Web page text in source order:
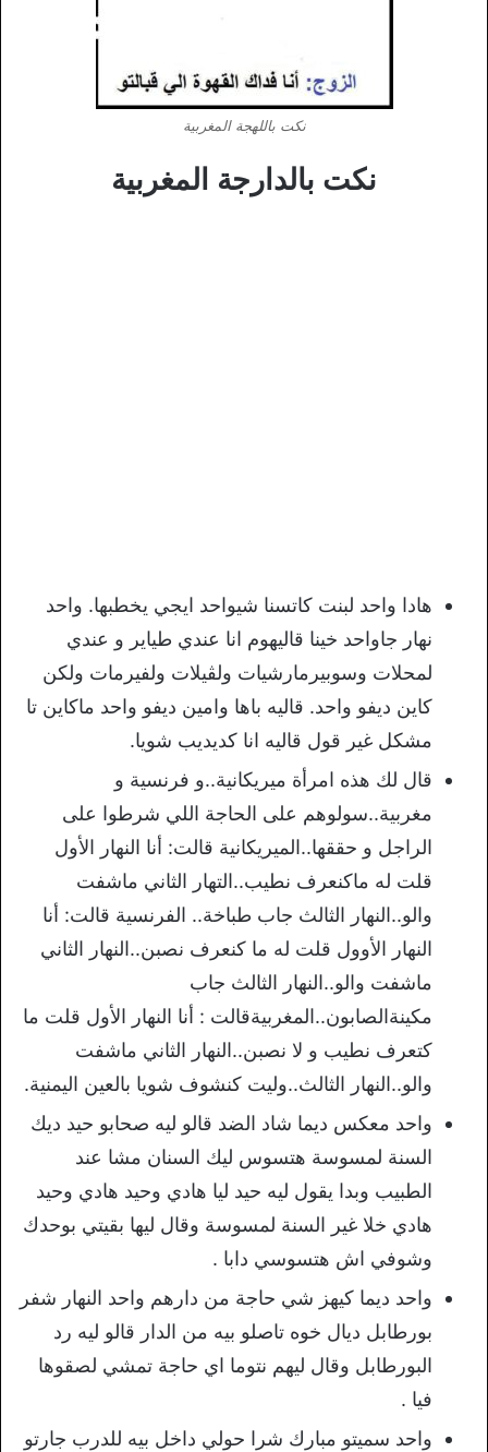
نكت باللهجة المغربية
نكت بالدارجة المغربية
هادا واحد لبنت كاتسنا شيواحد ايجي يخطبها. واحد
نهار جاواحد خينا قاليهوم انا عندي طياير و عندي
لمحلات وسوبيرمارشيات ولڤيلات ولفيرمات ولكن
كاين ديفو واحد. قاليه باها وامين ديفو واحد ماكاين تا
مشكل غير قول قاليه انا كديديب شويا.
قال لك هذه امرأة ميريكانية..و فرنسية و
مغربية..سولوهم على الحاجة اللي شرطوا على
الراجل و حققها..الميريكانية قالت: أنا النهار الأول
قلت له ماكنعرف نطيب..التهار الثاني ماشفت
والو..النهار الثالث جاب طباخة.. الفرنسية قالت: أنا
النهار الأوول قلت له ما كنعرف نصبن..النهار الثاني
ماشفت والو..النهار الثالث جاب
مكينةالصابون..المغربيةقالت : أنا النهار الأول قلت ما
كتعرف نطيب و لا نصبن..النهار الثاني ماشفت
والو..النهار الثالث..وليت كنشوف شويا بالعين اليمنية.
واحد معكس ديما شاد الضد قالو ليه صحابو حيد ديك
السنة لمسوسة هتسوس ليك السنان مشا عند
الطبيب وبدا يقول ليه حيد ليا هادي وحيد هادي وحيد
هادي خلا غير السنة لمسوسة وقال ليها بقيتي بوحدك
وشوفي اش هتسوسي دابا .
واحد ديما كيهز شي حاجة من دارهم واحد النهار شفر
بورطابل ديال خوه تاصلو بيه من الدار قالو ليه رد
البورطابل وقال ليهم نتوما اي حاجة تمشي لصقوها
فيا .
واحد سميتو مبارك شرا حولي داخل بيه للدرب جارتو